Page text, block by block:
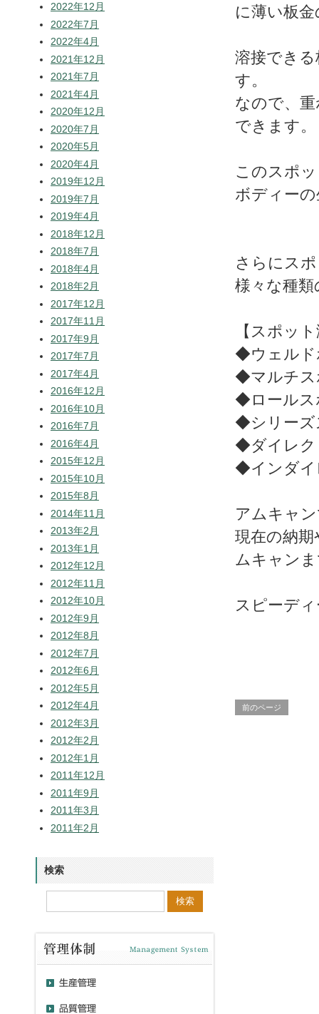
に薄い板
溶接でき
す。
なので、
できます。
このスポ
ボディー
さらにス
様々な種
【スポッ
◆ウェルド
◆マルチス
◆ロールス
◆シリーズ
◆ダイレク
◆インダイ
アムキャ
現在の納
ムキャン
スピーデ
前のページ
2022年12月
2022年7月
2022年4月
2021年12月
2021年7月
2021年4月
2020年12月
2020年7月
2020年5月
2020年4月
2019年12月
2019年7月
2019年4月
2018年12月
2018年7月
2018年4月
2018年2月
2017年12月
2017年11月
2017年9月
2017年7月
2017年4月
2016年12月
2016年10月
2016年7月
2016年4月
2015年12月
2015年10月
2015年8月
2014年11月
2013年2月
2013年1月
2012年12月
2012年11月
2012年10月
2012年9月
2012年8月
2012年7月
2012年6月
2012年5月
2012年4月
2012年3月
2012年2月
2012年1月
2011年12月
2011年9月
2011年3月
2011年2月
検索